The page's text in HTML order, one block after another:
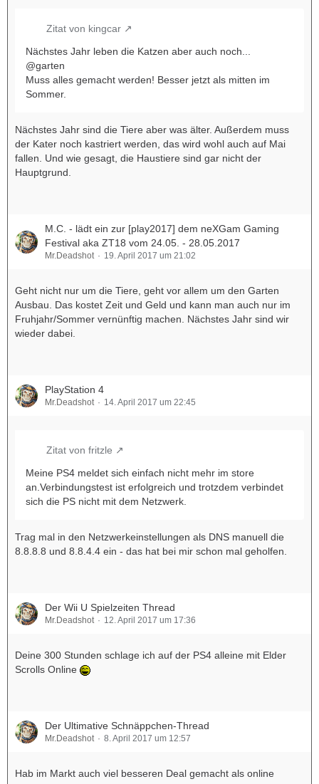
Zitat von kingcar
Nächstes Jahr leben die Katzen aber auch noch...
@garten
Muss alles gemacht werden! Besser jetzt als mitten im
Sommer.
Nächstes Jahr sind die Tiere aber was älter. Außerdem muss
der Kater noch kastriert werden, das wird wohl auch auf Mai
fallen. Und wie gesagt, die Haustiere sind gar nicht der
Hauptgrund.
M.C. - lädt ein zur [play2017] dem neXGam Gaming
Festival aka ZT18 vom 24.05. - 28.05.2017
Mr.Deadshot 19. April 2017 um 21:02
Geht nicht nur um die Tiere, geht vor allem um den Garten
Ausbau. Das kostet Zeit und Geld und kann man auch nur im
Fruhjahr/Sommer vernünftig machen. Nächstes Jahr sind wir
wieder dabei.
PlayStation 4
Mr.Deadshot 14. April 2017 um 22:45
Zitat von fritzle
Meine PS4 meldet sich einfach nicht mehr im store
an.Verbindungstest ist erfolgreich und trotzdem verbindet
sich die PS nicht mit dem Netzwerk.
Trag mal in den Netzwerkeinstellungen als DNS manuell die
8.8.8.8 und 8.8.4.4 ein - das hat bei mir schon mal geholfen.
Der Wii U Spielzeiten Thread
Mr.Deadshot 12. April 2017 um 17:36
Deine 300 Stunden schlage ich auf der PS4 alleine mit Elder
Scrolls Online
Der Ultimative Schnäppchen-Thread
Mr.Deadshot 8. April 2017 um 12:57
Hab im Markt auch viel besseren Deal gemacht als online